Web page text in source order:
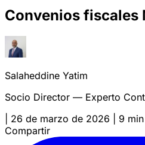
Convenios
Salaheddine Yatim
Socio Director — Experto
26 de marzo de 2026
9
Compartir